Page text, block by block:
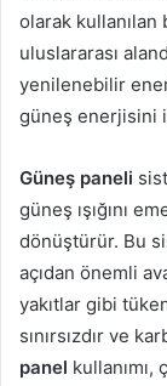
olarak kullanılan
uluslararası
yenilenebilir
güneş enerjisini
Güneş paneli
güneş ışığını
dönüştürür. Bu
açıdan önemli
yakıtlar gibi
sınırsızdır ve
panel